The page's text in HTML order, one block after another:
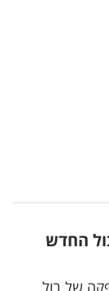
החדש
של בול